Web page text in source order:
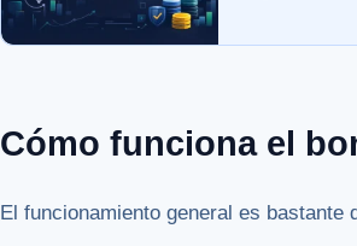
Cómo funciona el
El funcionamiento general es